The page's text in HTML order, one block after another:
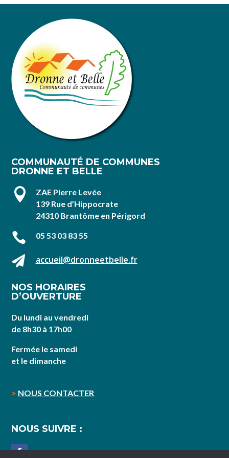
COMMUNAUTÉ DE COMMUNES
DRONNE ET BELLE

ZAE Pierre Levée
139 Rue d’Hippocrate
24310 Brantôme en Périgord
 05 53 03 83 55
 accueil@dronneetbelle.fr
NOS HORAIRES
D’OUVERTURE
Du lundi au vendredi
de 8h30 à 17h00
Fermée le samedi
et le dimanche
> NOUS CONTACTER
NOUS SUIVRE :